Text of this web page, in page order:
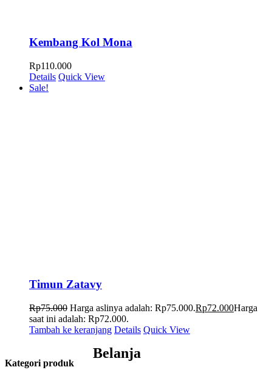
Kembang Kol Mona
Rp110.000
Details Quick View
Sale!
Timun Zatavy
Rp75.000 Harga aslinya adalah: Rp75.000.Rp72.000Harga
saat ini adalah: Rp72.000.
Tambah ke keranjang Details Quick View
Kategori produk
Belanja